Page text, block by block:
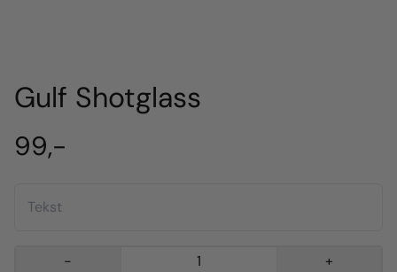
Gulf Shotglass
99,-
- +